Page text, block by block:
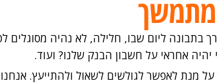
מתמשך
בתבונה ליום שבו, חלילה, לא נהיה מסוגלים
יהיה אחראי על חשבון הבנק שלנו? ועוד.
על מנת לאפשר לגולשים לשאול ולהתייעץ. אנחנו